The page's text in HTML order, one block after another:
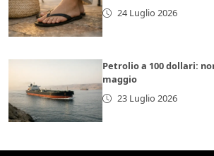
24 Luglio 2026
Petrolio a 100 dollari:
maggio
23 Luglio 2026